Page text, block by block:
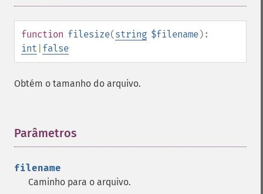
function filesize(string $filename):
int false
Obtém o tamanho do arquivo.
Parâmetros
filename
Caminho para o arquivo.